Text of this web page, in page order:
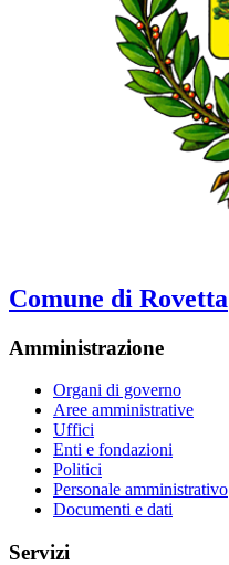
Comune di Rovetta
Amministrazione
Organi di governo
Aree amministrative
Uffici
Enti e fondazioni
Politici
Personale amministrativo
Documenti e dati
Servizi